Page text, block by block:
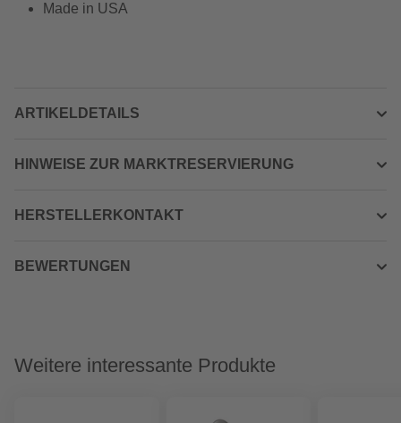
Made in USA
ARTIKELDETAILS
HINWEISE ZUR MARKTRESERVIERUNG
HERSTELLERKONTAKT
BEWERTUNGEN
Weitere interessante Produkte